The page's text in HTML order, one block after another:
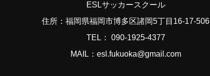
ESLサッカースクール
住所：福岡県福岡市博多区諸岡5丁目16-17-506
TEL： 090-1925-4377
MAIL：esl.fukuoka@gmail.com